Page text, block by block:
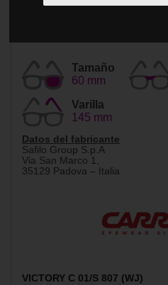
Tamaño
60 mm
Varilla
145 mm
Datos del fabricante
Safilo Group S.p.A
Via San Marco 1,
35129 Padova – Italia
VICTORY C 01/S 807 (WJ)